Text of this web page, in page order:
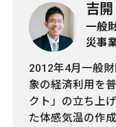
吉
一般
災事
2012年4月一般
象の経済利用を
クト」の立ち上
た体感気温の作